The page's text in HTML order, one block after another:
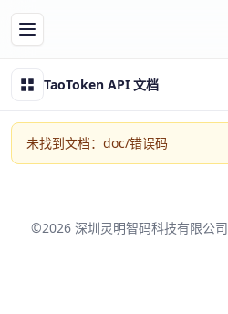
TaoToken API 文档
未找到文档：doc/错误码
©2026 深圳灵明智码科技有限公司